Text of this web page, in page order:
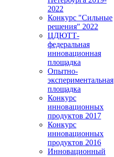
2022
Конкурс "Сильные
решения" 2022
ЦДЮТТ-
федеральная
инновационная
площадка
Опытно-
экспериментальная
площадка
Конкурс
инновационных
продуктов 2017
Конкурс
инновационных
продуктов 2016
Инновационный